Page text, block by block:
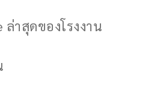
ล่าสุดของโรงงาน